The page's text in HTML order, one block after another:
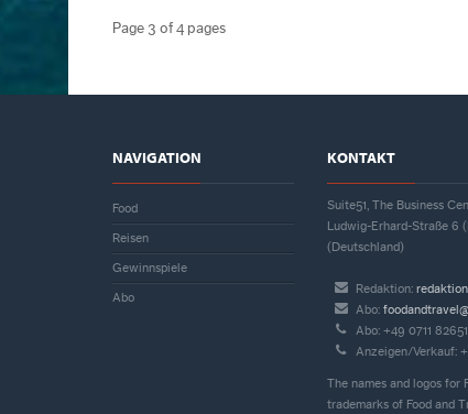
Page 3 of 4 pages
NAVIGATION
Food
Reisen
Gewinnspiele
Abo
KONTAKT
Suite51, The Business
Ludwig-Erhard-Straße 6
(Deutschland)
Redaktion:
Abo:
Abo: +49 0711
Anzeigen/Verkauf:
The names and logos for
trademarks of Food and